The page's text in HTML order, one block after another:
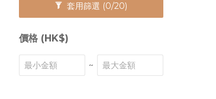
套用篩選 (0/20)
價格 (HK$)
~